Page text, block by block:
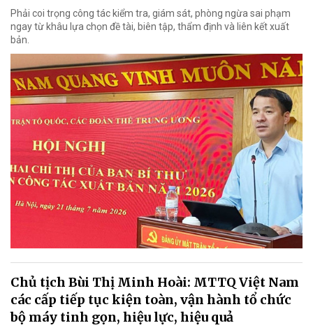
Phải coi trọng công tác kiểm tra, giám sát, phòng ngừa sai phạm
ngay từ khâu lựa chọn đề tài, biên tập, thẩm định và liên kết xuất
bản.
Chủ tịch Bùi Thị Minh Hoài: MTTQ Việt Nam
các cấp tiếp tục kiện toàn, vận hành tổ chức
bộ máy tinh gọn, hiệu lực, hiệu quả